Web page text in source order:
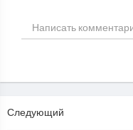
Следующий